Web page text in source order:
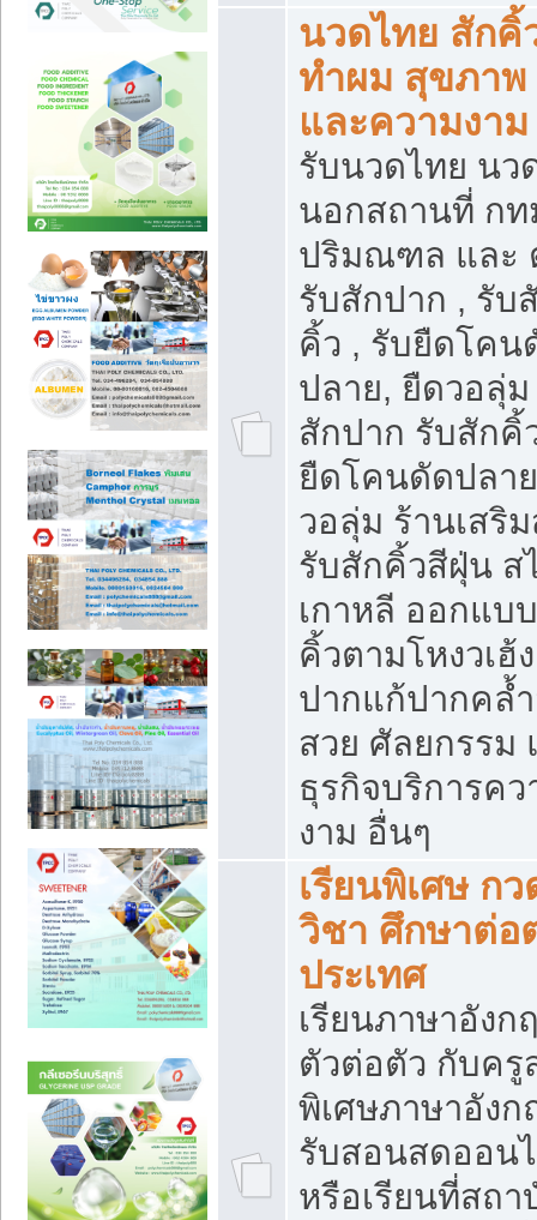
นวดไทย สักคิ้
ทำผม สุขภาพ
และความงาม
รับนวดไทย นว
นอกสถานที่ กท
ปริมณฑล และ
รับสักปาก , รับ
คิ้ว , รับยืดโคน
ปลาย, ยืดวอลุ่ม
สักปาก รับสักคิ้
ยืดโคนดัดปลา
วอลุ่ม ร้านเสริ
รับสักคิ้วสีฝุ่น ส
เกาหลี ออกแบ
คิ้วตามโหงวเฮ้
ปากแก้ปากคล้
สวย ศัลยกรรม
ธุรกิจบริการคว
งาม อื่นๆ
เรียนพิเศษ กว
วิชา ศึกษาต่อ
ประเทศ
เรียนภาษาอังก
ตัวต่อตัว กับครู
พิเศษภาษาอังก
รับสอนสดออน
หรือเรียนที่สถา